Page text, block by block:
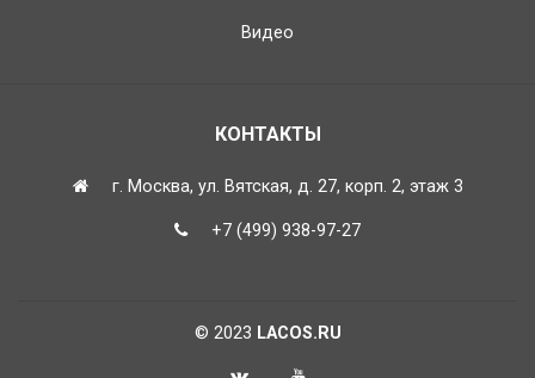
Видео
КОНТАКТЫ
г. Москва, ул. Вятская, д. 27, корп. 2, этаж 3
+7 (499) 938-97-27
© 2023 LACOS.RU